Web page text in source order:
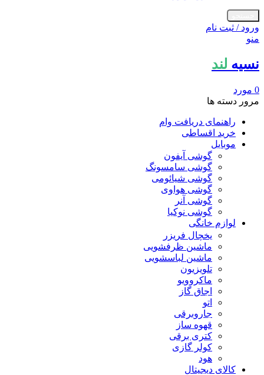
ورود / ثبت نام
منو
نسیه لند
0 مورد
مرور دسته ها
راهنمای دریافت وام
خرید اقساطی
موبایل
گوشی آیفون
گوشی سامسونگ
گوشی شیائومی
گوشی هواوی
گوشی آنر
گوشی نوکیا
لوازم خانگی
یخچال فریزر
ماشین ظرفشویی
ماشین لباسشویی
تلویزیون
ماکروویو
اجاق گاز
اتو
جاروبرقی
قهوه ساز
کتری برقی
کولر گازی
هود
کالای دیجیتال